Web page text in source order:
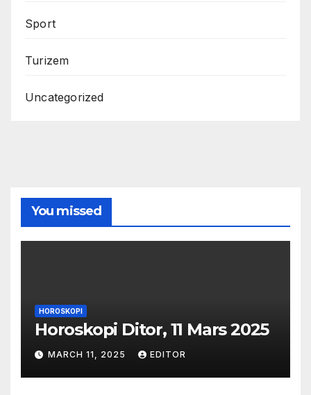
Sport
Turizem
Uncategorized
You missed
HOROSKOPI
Horoskopi Ditor, 11 Mars 2025
MARCH 11, 2025 EDITOR